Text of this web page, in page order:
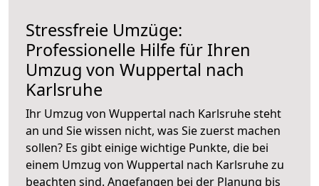
Stressfreie Umzüge:
Professionelle Hilfe für Ihren
Umzug von Wuppertal nach
Karlsruhe
Ihr Umzug von Wuppertal nach Karlsruhe steht
an und Sie wissen nicht, was Sie zuerst machen
sollen? Es gibt einige wichtige Punkte, die bei
einem Umzug von Wuppertal nach Karlsruhe zu
beachten sind. Angefangen bei der Planung bis